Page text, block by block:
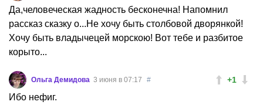
Да,человеческая жадность бесконечна! Напомнил
рассказ сказку о...Не хочу быть столбовой дворянкой!
Хочу быть владычецей морскою! Вот тебе и разбитое
корыто...
+1
Ольга Демидова 3 июня в 07:17 #
Ибо нефиг.